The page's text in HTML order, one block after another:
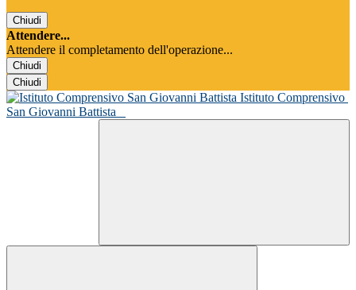
Chiudi
Attendere...
Attendere il completamento dell'operazione...
Chiudi
Chiudi
Istituto Comprensivo
San Giovanni Battista